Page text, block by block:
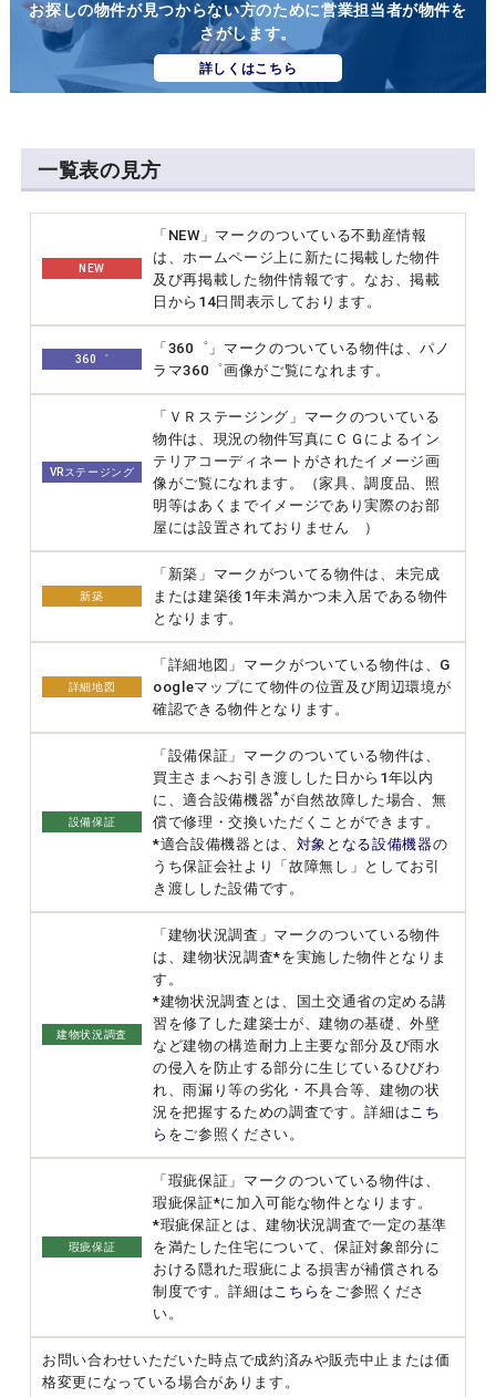
お探しの物件が見つからない方のために営業担当者が物件を
さがします。
詳しくはこちら
一覧表の見方
NEW
「NEW」マークのついている不動産情報
は、ホームページ上に新たに掲載した物件
及び再掲載した物件情報です。なお、掲載
日から14日間表示しております。
360゜
「360゜」マークのついている物件は、パノ
ラマ360゜画像がご覧になれます。
VRステージング
「ＶＲステージング」マークのついている
物件は、現況の物件写真にＣＧによるイン
テリアコーディネートがされたイメージ画
像がご覧になれます。（家具、調度品、照
明等はあくまでイメージであり実際のお部
屋には設置されておりません ）
新築
「新築」マークがついてる物件は、未完成
または建築後1年未満かつ未入居である物件
となります。
詳細地図
「詳細地図」マークがついている物件は、G
oogleマップにて物件の位置及び周辺環境が
確認できる物件となります。
設備保証
「設備保証」マークのついている物件は、
買主さまへお引き渡しした日から1年以内
に、適合設備機器*が自然故障した場合、無
償で修理・交換いただくことができます。
*適合設備機器とは、 対象となる設備機器の
うち保証会社より「故障無し」としてお引
き渡しした設備です。
建物状況調査
「建物状況調査」マークのついている物件
は、建物状況調査*を実施した物件となりま
す。
*建物状況調査とは、国土交通省の定める講
習を修了した建築士が、建物の基礎、外壁
など建物の構造耐力上主要な部分及び雨水
の侵入を防止する部分に生じているひびわ
れ、雨漏り等の劣化・不具合等、建物の状
況を把握するための調査です。詳細は こち
ら をご参照ください。
瑕疵保証
「瑕疵保証」マークのついている物件は、
瑕疵保証*に加入可能な物件となります。
*瑕疵保証とは、建物状況調査で一定の基準
を満たした住宅について、保証対象部分に
おける隠れた瑕疵による損害が補償される
制度です。詳細は こちら をご参照くださ
い。
お問い合わせいただいた時点で成約済みや販売中止または価
格変更になっている場合があります。